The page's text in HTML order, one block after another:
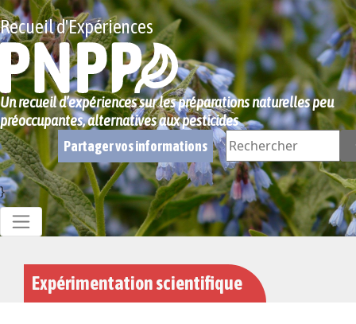
Recueil d'Expériences
Un recueil d’expériences sur les préparations naturelles peu
préoccupantes, alternatives aux pesticides
Partager vos informations
}
Expérimentation scientifique